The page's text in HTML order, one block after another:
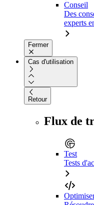
Conseil
Des
experts
Fermer
Cas d'utilisation
Retour
Flux de
Test
Tests